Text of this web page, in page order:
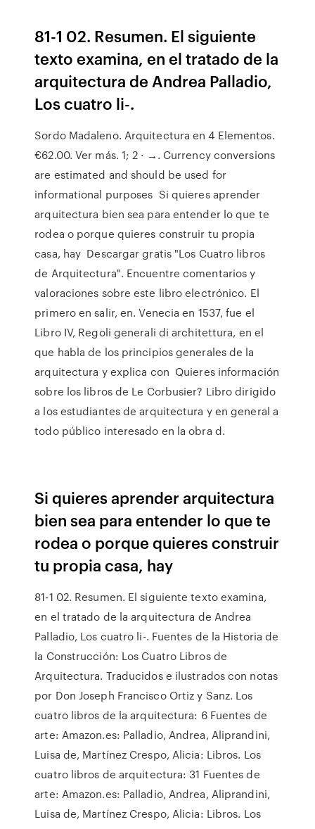
81-1 02. Resumen. El siguiente
texto examina, en el tratado de la
arquitectura de Andrea Palladio,
Los cuatro li-.
Sordo Madaleno. Arquitectura en 4 Elementos.
€62.00. Ver más. 1; 2 · →. Currency conversions
are estimated and should be used for
informational purposes Si quieres aprender
arquitectura bien sea para entender lo que te
rodea o porque quieres construir tu propia
casa, hay Descargar gratis "Los Cuatro libros
de Arquitectura". Encuentre comentarios y
valoraciones sobre este libro electrónico. El
primero en salir, en. Venecia en 1537, fue el
Libro IV, Regoli generali di architettura, en el
que habla de los principios generales de la
arquitectura y explica con Quieres información
sobre los libros de Le Corbusier? Libro dirigido
a los estudiantes de arquitectura y en general a
todo público interesado en la obra d.
Si quieres aprender arquitectura
bien sea para entender lo que te
rodea o porque quieres construir
tu propia casa, hay
81-1 02. Resumen. El siguiente texto examina,
en el tratado de la arquitectura de Andrea
Palladio, Los cuatro li-. Fuentes de la Historia de
la Construcción: Los Cuatro Libros de
Arquitectura. Traducidos e ilustrados con notas
por Don Joseph Francisco Ortiz y Sanz. Los
cuatro libros de la arquitectura: 6 Fuentes de
arte: Amazon.es: Palladio, Andrea, Aliprandini,
Luisa de, Martínez Crespo, Alicia: Libros. Los
cuatro libros de arquitectura: 31 Fuentes de
arte: Amazon.es: Palladio, Andrea, Aliprandini,
Luisa de, Martínez Crespo, Alicia: Libros. Los